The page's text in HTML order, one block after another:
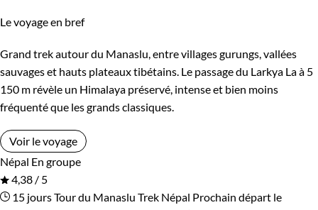
Le voyage en bref
Grand trek autour du Manaslu, entre villages gurungs, vallées
sauvages et hauts plateaux tibétains. Le passage du Larkya La à 5
150 m révèle un Himalaya préservé, intense et bien moins
fréquenté que les grands classiques.
Voir le voyage
Népal En groupe
4,38 / 5
15 joursTour du Manaslu Trek Népal Prochain départ le